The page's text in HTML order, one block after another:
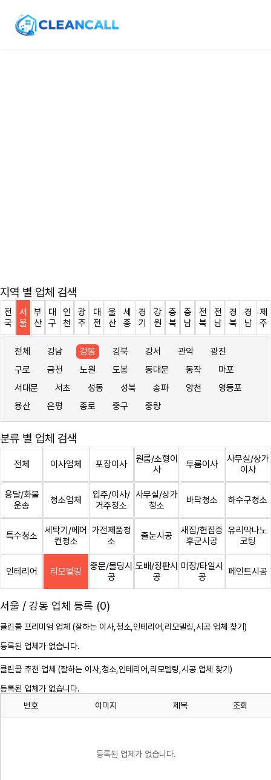
지역 별 업체 검색
전
국
서
울
부
산
대
구
인
천
광
주
대
전
울
산
세
종
경
기
강
원
충
북
충
남
전
북
전
남
경
북
경
남
제
주
전체 강남 강동 강북 강서 관악
광진
구로
금천 노원 도봉 동대문 동작
마포
서대문
서초 성동 성북 송파 양천
영등포
용산
은평 종로 중구 중랑
분류 별 업체 검색
전체 이사업체 포장이사
원룸/소형이
사
투룸이사
사무실/상가
이사
용달/화물
운송
청소업체
입주/이사/
거주청소
사무실/상가
청소
바닥청소 하수구청소
특수청소
세탁기/에어
컨청소
가전제품청
소
줄눈시공
새집/헌집증
후군시공
유리막나노
코팅
인테리어 리모델링
중문/몰딩시
공
도배/장판시
공
미장/타일시
공
페인트시공
서울 / 강동 업체 등록 (0)
클린콜 프리미엄 업체 (잘하는 이사, 청소 ,인테리어,리모델링,시공 업체 찾기)
등록된 업체가 없습니다.
클린콜 추천 업체 (잘하는 이사, 청소 ,인테리어,리모델링,시공 업체 찾기)
등록된 업체가 없습니다.
번호
이미지 제목 조회
등록된 업체가 없습니다.